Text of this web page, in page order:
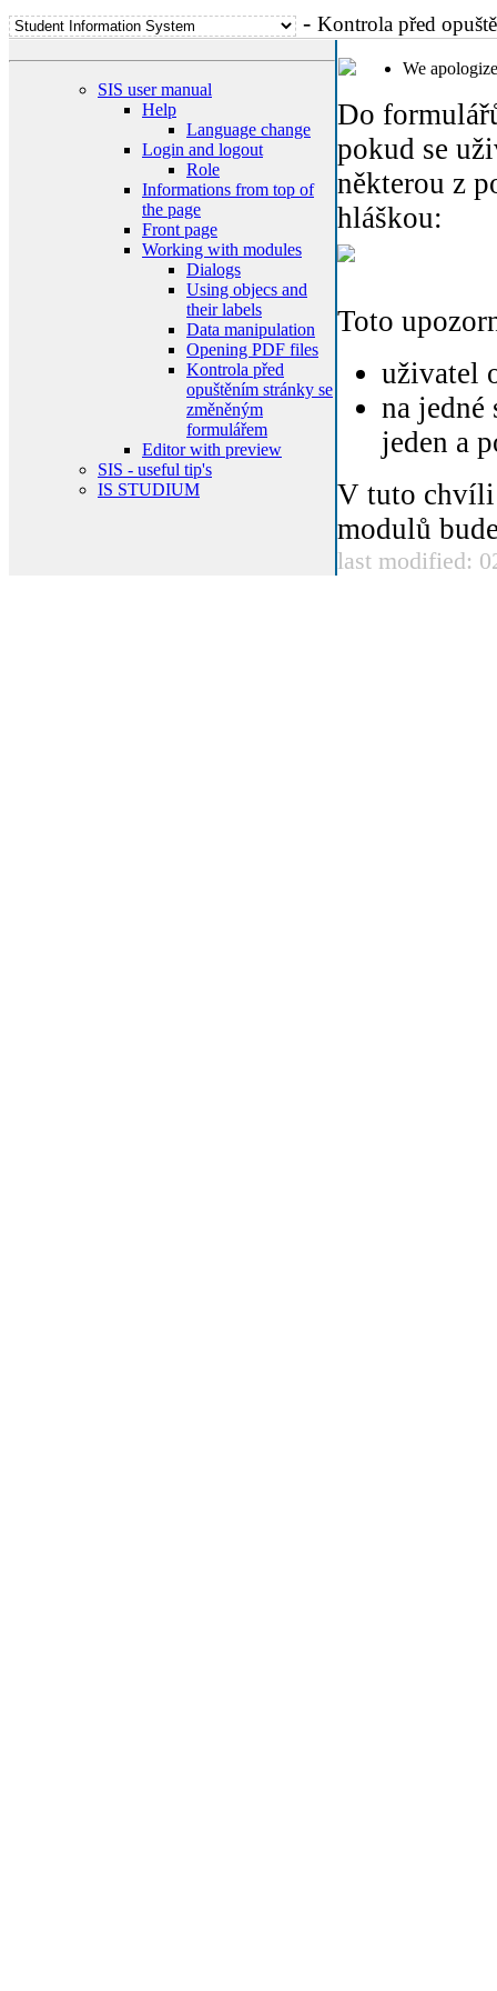
- Kontrola před
SIS user manual
Help
Language change
Login and logout
Role
Informations from top of
the page
Front page
Working with modules
Dialogs
Using objecs and
their labels
Data manipulation
Opening PDF files
Kontrola před
opuštěním stránky se
změněným
formulářem
Editor with preview
SIS - useful tip's
IS STUDIUM
We
Do
pokud se
některou z
hláškou:
Toto
uživatel
na jedné
jeden a
V tuto
modulů
last modified: